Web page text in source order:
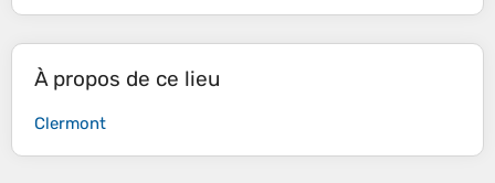
À propos de ce lieu
Clermont